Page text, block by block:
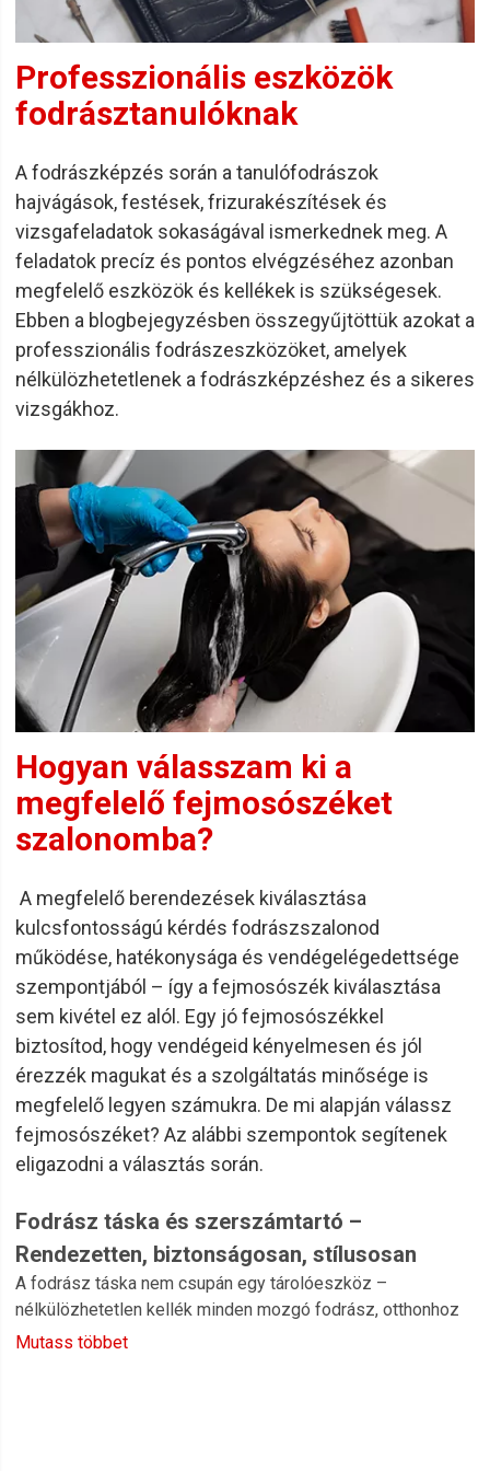
Professzionális eszközök
fodrásztanulóknak
A fodrászképzés során a tanulófodrászok
hajvágások, festések, frizurakészítések és
vizsgafeladatok sokaságával ismerkednek meg. A
feladatok precíz és pontos elvégzéséhez azonban
megfelelő eszközök és kellékek is szükségesek.
Ebben a blogbejegyzésben összegyűjtöttük azokat a
professzionális fodrászeszközöket, amelyek
nélkülözhetetlenek a fodrászképzéshez és a sikeres
vizsgákhoz.
Hogyan válasszam ki a
megfelelő fejmosószéket
szalonomba?
A megfelelő berendezések kiválasztása
kulcsfontosságú kérdés fodrászszalonod
működése, hatékonysága és vendégelégedettsége
szempontjából – így a fejmosószék kiválasztása
sem kivétel ez alól. Egy jó fejmosószékkel
biztosítod, hogy vendégeid kényelmesen és jól
érezzék magukat és a szolgáltatás minősége is
megfelelő legyen számukra. De mi alapján válassz
fejmosószéket? Az alábbi szempontok segítenek
eligazodni a választás során.
Fodrász táska és szerszámtartó –
Rendezetten, biztonságosan, stílusosan
A fodrász táska nem csupán egy tárolóeszköz –
nélkülözhetetlen kellék minden mozgó fodrász, otthonhoz
kiszálló szakember vagy akár szalontulajdonos számára,
Mutass többet